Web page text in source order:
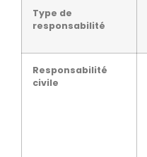
Type de
responsabilité
Responsabilité
civile